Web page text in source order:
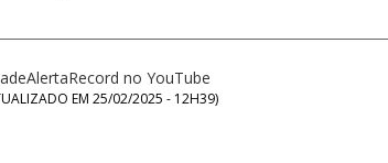
no YouTube
EM 25/02/2025 - 12H39)